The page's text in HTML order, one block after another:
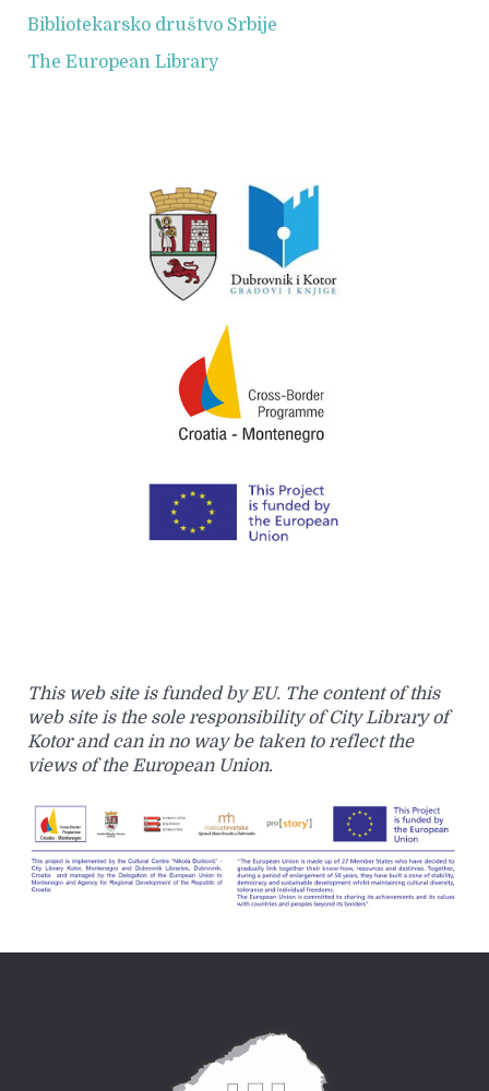
Bibliotekarsko društvo Srbije
The European Library
This web site is funded by EU. The content of this
web site is the sole responsibility of City Library of
Kotor and can in no way be taken to reflect the
views of the European Union.